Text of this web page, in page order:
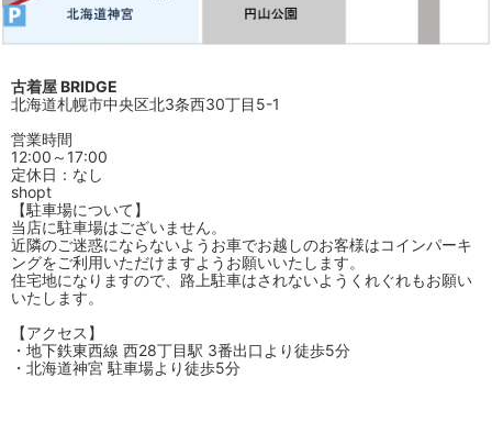
古着屋 BRIDGE
北海道札幌市中央区北3条西30丁目5-1
営業時間
12:00～17:00
定休日：なし
shopt
【駐車場について】
当店に駐車場はございません。
近隣のご迷惑にならないようお車でお越しのお客様はコインパーキ
ングをご利用いただけますようお願いいたします。
住宅地になりますので、路上駐車はされないようくれぐれもお願い
いたします。
【アクセス】
・地下鉄東西線 西28丁目駅 3番出口より徒歩5分
・北海道神宮 駐車場より徒歩5分